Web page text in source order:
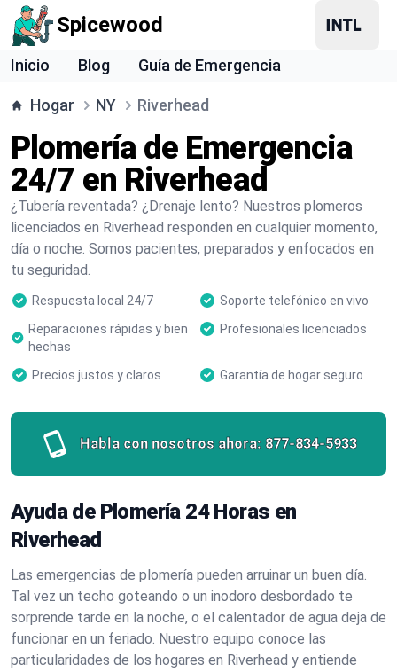
Spicewood
Inicio Blog Guía de Emergencia
Hogar NY Riverhead
Plomería de Emergencia
24/7 en Riverhead
¿Tubería reventada? ¿Drenaje lento? Nuestros plomeros
licenciados en Riverhead responden en cualquier momento,
día o noche. Somos pacientes, preparados y enfocados en
tu seguridad.
Respuesta local 24/7
Soporte telefónico en vivo
Reparaciones rápidas y bien
hechas
Profesionales licenciados
Precios justos y claros Garantía de hogar seguro
Habla con nosotros ahora: 877-834-5933
Ayuda de Plomería 24 Horas en
Riverhead
Las emergencias de plomería pueden arruinar un buen día.
Tal vez un techo goteando o un inodoro desbordado te
sorprende tarde en la noche, o el calentador de agua deja de
funcionar en un feriado. Nuestro equipo conoce las
particularidades de los hogares en Riverhead y entiende